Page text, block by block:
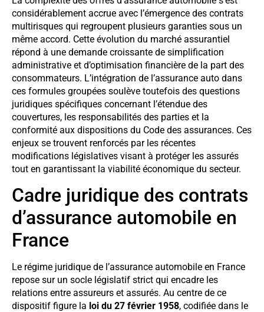
considérablement accrue avec l’émergence des contrats
multirisques qui regroupent plusieurs garanties sous un
même accord. Cette évolution du marché assurantiel
répond à une demande croissante de simplification
administrative et d’optimisation financière de la part des
consommateurs. L’intégration de l’assurance auto dans
ces formules groupées soulève toutefois des questions
juridiques spécifiques concernant l’étendue des
couvertures, les responsabilités des parties et la
conformité aux dispositions du Code des assurances. Ces
enjeux se trouvent renforcés par les récentes
modifications législatives visant à protéger les assurés
tout en garantissant la viabilité économique du secteur.
Cadre juridique des contrats
d’assurance automobile en
France
Le régime juridique de l’assurance automobile en France
repose sur un socle législatif strict qui encadre les
relations entre assureurs et assurés. Au centre de ce
dispositif figure la loi du 27 février 1958, codifiée dans le